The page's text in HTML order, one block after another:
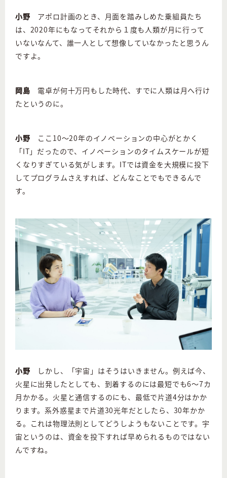
小野 アポロ計画のとき、月面を踏みしめた乗組員たち
は、2020年にもなってそれから１度も人類が月に行って
いないなんて、誰一人として想像していなかったと思うん
ですよ。
岡島 電卓が何十万円もした時代、すでに人類は月へ行け
たというのに。
小野 ここ10〜20年のイノベーションの中心がとかく
「IT」だったので、イノベーションのタイムスケールが短
くなりすぎている気がします。ITでは資金を大規模に投下
してプログラムさえすれば、どんなことでもできるんで
す。
小野
しかし、「宇宙」はそうはいきません。例えば今、
火星に出発したとしても、到着するのには最短でも6〜7カ
月かかる。火星と通信するのにも、最低で片道4分はかか
ります。系外惑星まで片道30光年だとしたら、30年かか
る。これは物理法則としてどうしようもないことです。宇
宙というのは、資金を投下すれば早められるものではない
んですね。